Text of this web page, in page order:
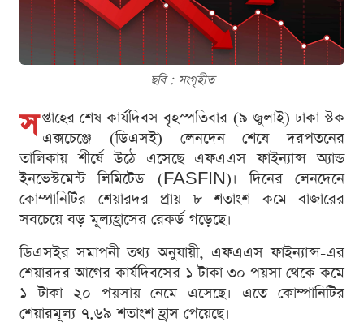
ছবি : সংগৃহীত
স প্তাহের শেষ কার্যদিবস বৃহস্পতিবার (৯ জুলাই) ঢাকা স্টক
এক্সচেঞ্জে (ডিএসই) লেনদেন শেষে দরপতনের
তালিকায় শীর্ষে উঠে এসেছে এফএএস ফাইন্যান্স অ্যান্ড
ইনভেস্টমেন্ট লিমিটেড (FASFIN)। দিনের লেনদেনে
কোম্পানিটির শেয়ারদর প্রায় ৮ শতাংশ কমে বাজারের
সবচেয়ে বড় মূল্যহ্রাসের রেকর্ড গড়েছে।
ডিএসইর সমাপনী তথ্য অনুযায়ী, এফএএস ফাইন্যান্স-এর
শেয়ারদর আগের কার্যদিবসের ১ টাকা ৩০ পয়সা থেকে কমে
১ টাকা ২০ পয়সায় নেমে এসেছে। এতে কোম্পানিটির
শেয়ারমূল্য ৭.৬৯ শতাংশ হ্রাস পেয়েছে।